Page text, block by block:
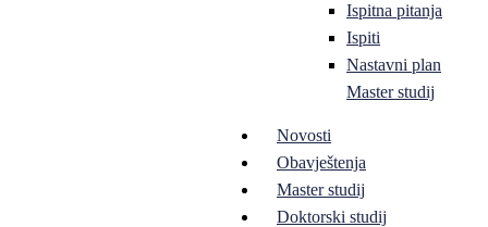
Ispitna pitanja
Ispiti
Nastavni plan
Master studij
Novosti
Obavještenja
Master studij
Doktorski studij